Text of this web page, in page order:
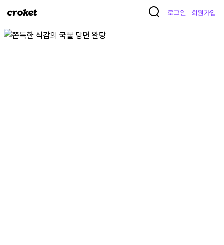
크
켓
로그인 회원가입